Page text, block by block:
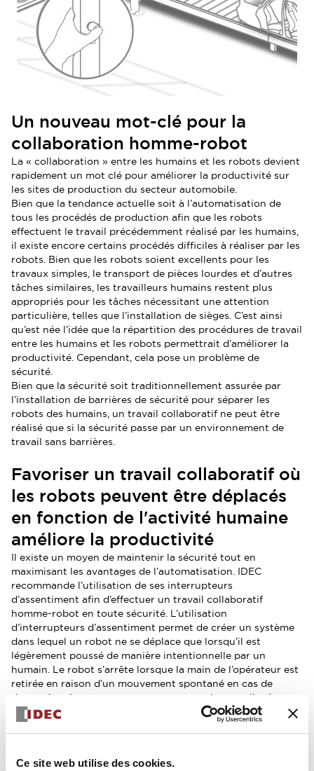
Ce site web utilise des cookies.
Un nouveau mot-clé pour la
collaboration homme-robot
La « collaboration » entre les humains et les robots devient
rapidement un mot clé pour améliorer la productivité sur
les sites de production du secteur automobile.
Bien que la tendance actuelle soit à l’automatisation de
tous les procédés de production afin que les robots
effectuent le travail précédemment réalisé par les humains,
il existe encore certains procédés difficiles à réaliser par les
robots. Bien que les robots soient excellents pour les
travaux simples, le transport de pièces lourdes et d’autres
tâches similaires, les travailleurs humains restent plus
appropriés pour les tâches nécessitant une attention
particulière, telles que l’installation de sièges. C’est ainsi
qu’est née l’idée que la répartition des procédures de travail
entre les humains et les robots permettrait d’améliorer la
productivité. Cependant, cela pose un problème de
sécurité.
Bien que la sécurité soit traditionnellement assurée par
l’installation de barrières de sécurité pour séparer les
robots des humains, un travail collaboratif ne peut être
réalisé que si la sécurité passe par un environnement de
travail sans barrières.
Favoriser un travail collaboratif où
les robots peuvent être déplacés
en fonction de l'activité humaine
améliore la productivité
Il existe un moyen de maintenir la sécurité tout en
maximisant les avantages de l’automatisation. IDEC
recommande l’utilisation de ses interrupteurs
d’assentiment afin d’effectuer un travail collaboratif
homme-robot en toute sécurité. L’utilisation
d’interrupteurs d’assentiment permet de créer un système
dans lequel un robot ne se déplace que lorsqu’il est
légèrement poussé de manière intentionnelle par un
humain. Le robot s’arrête lorsque la main de l’opérateur est
retirée en raison d’un mouvement spontané en cas de
danger imminent pour une personne, ou lorsque l’opérateur
serre fortement la main en raison d’un danger perçu ou de
circonstances similaires.
environnements de travail utilisant des interrupteurs